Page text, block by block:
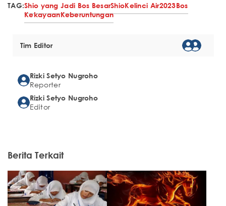
TAG:Shio yang Jadi Bos BesarShioKelinci Air2023Bos
KekayaanKeberuntungan
Tim Editor
Rizki Setyo Nugroho
Reporter
Rizki Setyo Nugroho
Editor
Berita Terkait